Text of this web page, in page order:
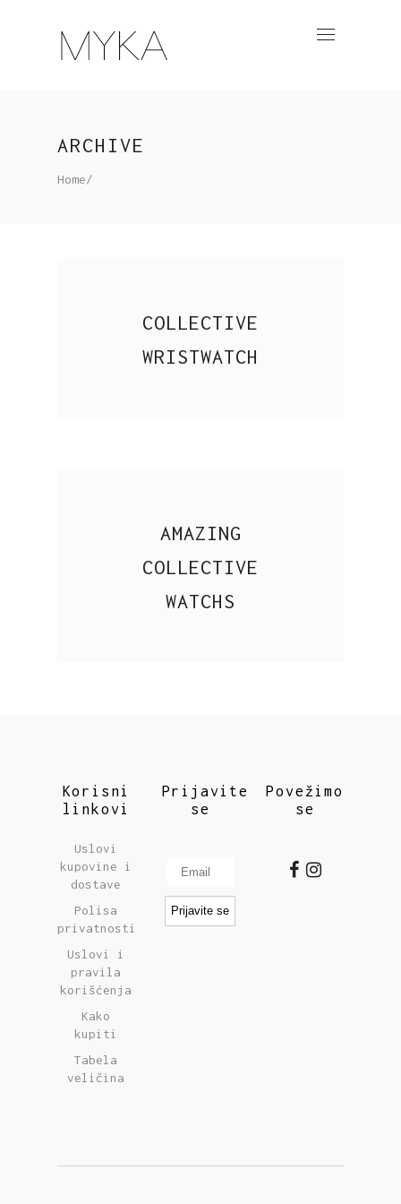
ARCHIVE
Home/
COLLECTIVE
WRISTWATCH
AMAZING
COLLECTIVE
WATCHS
Korisni
linkovi
Uslovi
kupovine i
dostave
Polisa
privatnosti
Uslovi i
pravila
korišćenja
Kako
kupiti
Tabela
veličina
Prijavite
se
Povežimo
se